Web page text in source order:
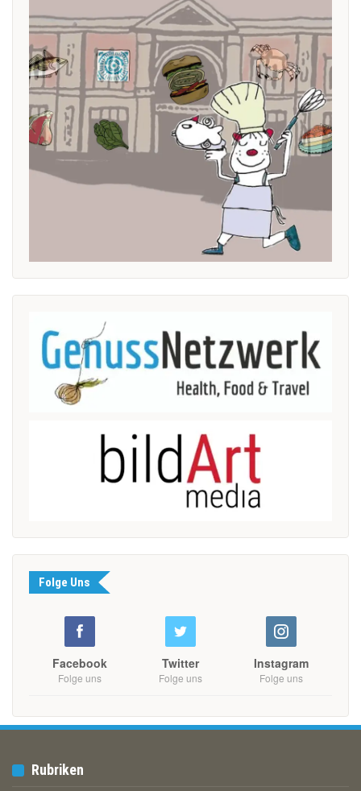
Folge Uns
Facebook
Folge uns
Twitter
Folge uns
Instagram
Folge uns
Rubriken